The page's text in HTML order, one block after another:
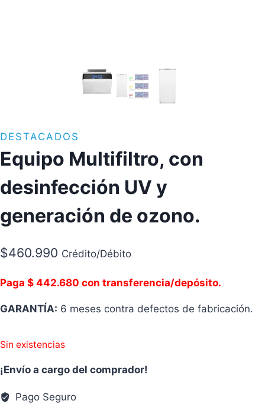
DESTACADOS
Equipo Multifiltro, con
desinfección UV y
generación de ozono.
$460.990 Crédito/Débito
Paga $ 442.680 con transferencia/depósito.
GARANTÍA: 6 meses contra defectos de fabricación.
Sin existencias
¡Envío a cargo del comprador!
Pago Seguro